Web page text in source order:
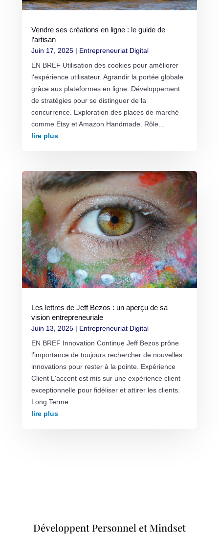
Vendre ses créations en ligne : le guide de
l’artisan
Juin 17, 2025| Entrepreneuriat Digital
EN BREF Utilisation des cookies pour améliorer
l'expérience utilisateur. Agrandir la portée globale
grâce aux plateformes en ligne. Développement
de stratégies pour se distinguer de la
concurrence. Exploration des places de marché
comme Etsy et Amazon Handmade. Rôle...
lire plus
Les lettres de Jeff Bezos : un aperçu de sa
vision entrepreneuriale
Juin 13, 2025| Entrepreneuriat Digital
EN BREF Innovation Continue Jeff Bezos prône
l'importance de toujours rechercher de nouvelles
innovations pour rester à la pointe. Expérience
Client L'accent est mis sur une expérience client
exceptionnelle pour fidéliser et attirer les clients.
Long Terme...
lire plus
Développent Personnel et Mindset